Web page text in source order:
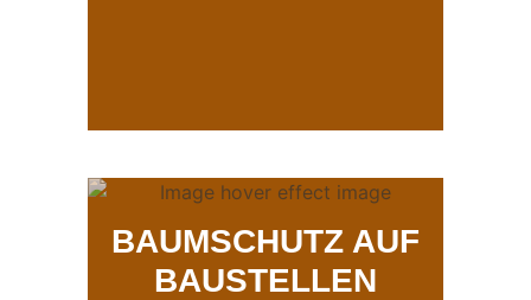
BAUMSCHUTZ AUF
BAUSTELLEN